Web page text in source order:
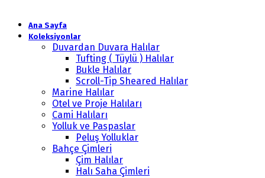
Ana Sayfa
Koleksiyonlar
Duvardan Duvara Halılar
Tufting ( Tüylü ) Halılar
Bukle Halılar
Scroll-Tip Sheared Halılar
Marine Halılar
Otel ve Proje Halıları
Cami Halıları
Yolluk ve Paspaslar
Peluş Yolluklar
Bahçe Çimleri
Çim Halılar
Halı Saha Çimleri